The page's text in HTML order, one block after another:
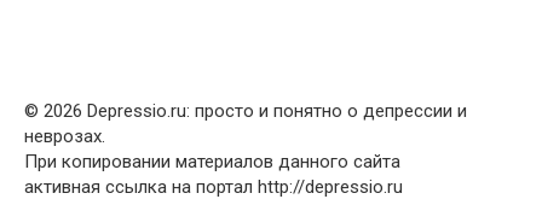
© 2026 Depressio.ru: просто и понятно о депрессии и
неврозах.
При копировании материалов данного сайта
активная ссылка на портал http://depressio.ru